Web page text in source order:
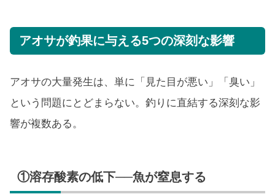
アオサが釣果に与える5つの深刻な影響
アオサの大量発生は、単に「見た目が悪い」「臭い」
という問題にとどまらない。釣りに直結する深刻な影
響が複数ある。
①溶存酸素の低下──魚が窒息する